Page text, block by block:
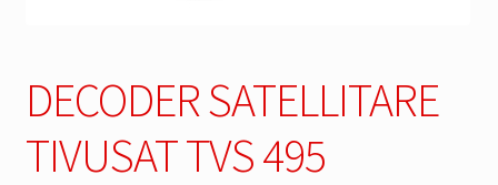
DECODER SATELLITARE
TIVUSAT TVS 495